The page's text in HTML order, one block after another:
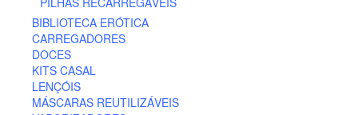
BIBLIOTECA ERÓTICA
CARREGADORES
DOCES
KITS CASAL
LENÇÓIS
MÁSCARAS REUTILIZÁVEIS